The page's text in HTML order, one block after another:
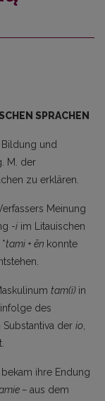
SPRACHEN
und
M. der
zu erklären.
Meinung
-i im Litauischen
tami + ēn konnte
tam(i) in
des
der io,
bekam ihre Endung
– aus dem